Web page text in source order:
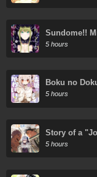
Sundome!!
5 hours
Boku no
5 hours
Story of a
Who
5 hours